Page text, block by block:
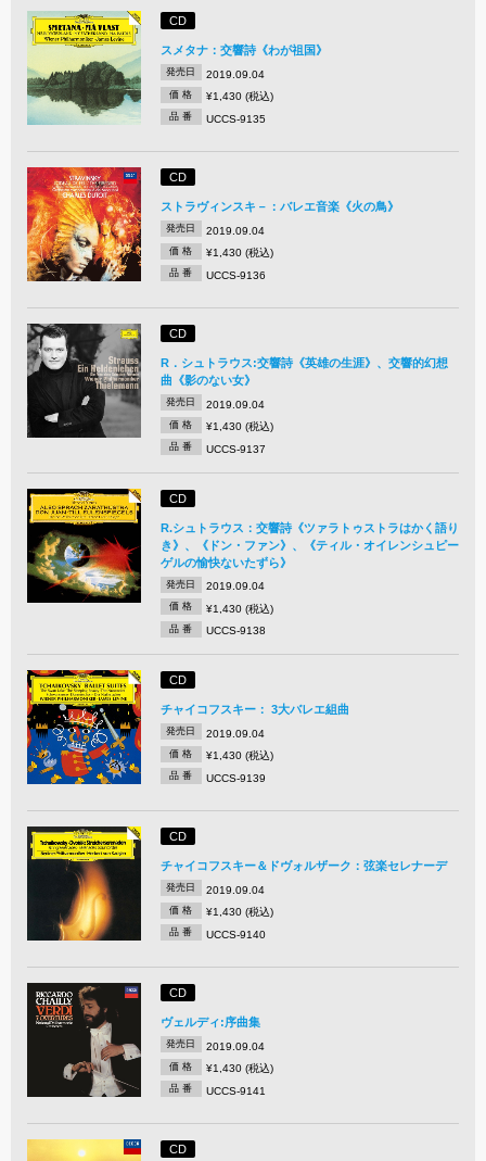
CD
スメタナ：交響詩《わが祖国》
発売日 2019.09.04
価 格 ¥1,430 (税込)
品 番 UCCS-9135
CD
ストラヴィンスキ－：バレエ音楽《火の鳥》
発売日 2019.09.04
価 格 ¥1,430 (税込)
品 番 UCCS-9136
CD
R．シュトラウス:交響詩《英雄の生涯》、交響的幻想
曲《影のない女》
発売日 2019.09.04
価 格 ¥1,430 (税込)
品 番 UCCS-9137
CD
R.シュトラウス：交響詩《ツァラトゥストラはかく語り
き》、《ドン・ファン》、《ティル・オイレンシュピー
ゲルの愉快ないたずら》
発売日 2019.09.04
価 格 ¥1,430 (税込)
品 番 UCCS-9138
CD
チャイコフスキー： 3大バレエ組曲
発売日 2019.09.04
価 格 ¥1,430 (税込)
品 番 UCCS-9139
CD
チャイコフスキー＆ドヴォルザーク：弦楽セレナーデ
発売日 2019.09.04
価 格 ¥1,430 (税込)
品 番 UCCS-9140
CD
ヴェルディ:序曲集
発売日 2019.09.04
価 格 ¥1,430 (税込)
品 番 UCCS-9141
CD